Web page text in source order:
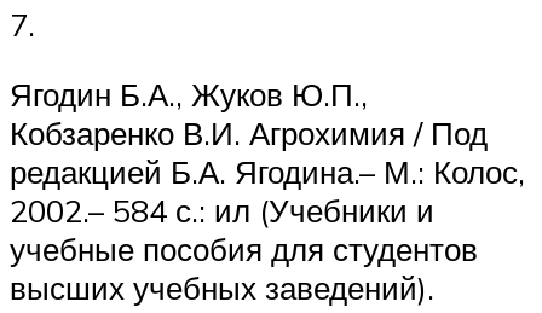
7.
Ягодин Б.А., Жуков Ю.П.,
Кобзаренко В.И. Агрохимия / Под
редакцией Б.А. Ягодина.– М.: Колос,
2002.– 584 с.: ил (Учебники и
учебные пособия для студентов
высших учебных заведений).